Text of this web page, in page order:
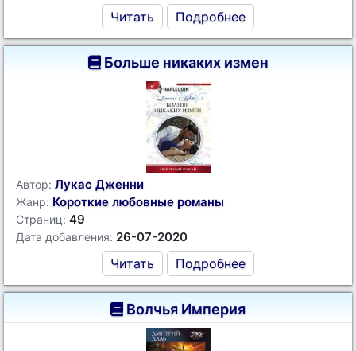
Читать Подробнее
Больше никаких измен
Автор: Лукас Дженни
Жанр: Короткие любовные романы
Страниц: 49
Дата добавления: 26-07-2020
Читать Подробнее
Волчья Империя